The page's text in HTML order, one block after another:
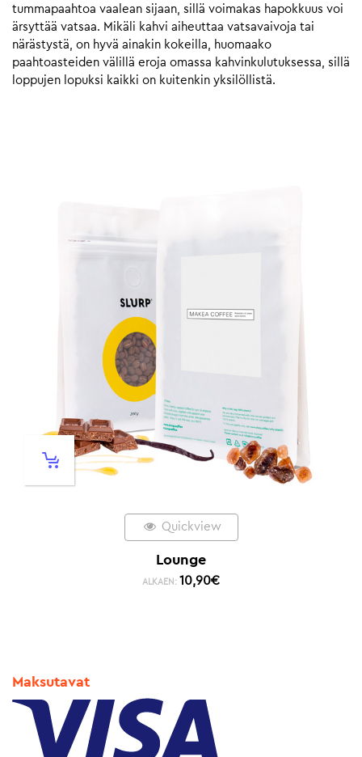
tummapaahtoa vaalean sijaan, sillä voimakas hapokkuus voi
ärsyttää vatsaa. Mikäli kahvi aiheuttaa vatsavaivoja tai
närästystä, on hyvä ainakin kokeilla, huomaako
paahtoasteiden välillä eroja omassa kahvinkulutuksessa, sillä
loppujen lopuksi kaikki on kuitenkin yksilöllistä.
Quickview
Lounge
ALKAEN: 10,90€
Maksutavat